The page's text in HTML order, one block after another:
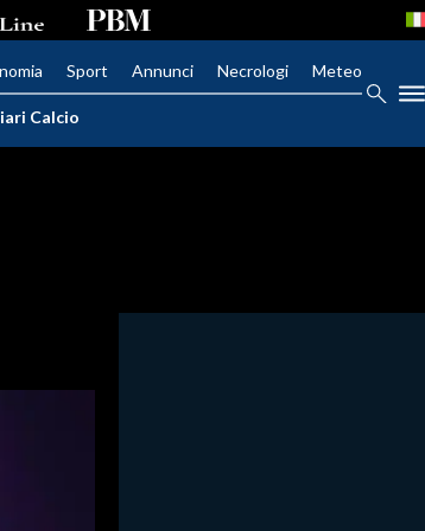
Sport Annunci Necrologi Meteo
Calcio